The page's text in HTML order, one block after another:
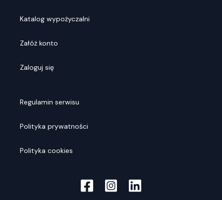
Katalog wypożyczalni
Załóż konto
Zaloguj się
Regulamin serwisu
Polityka prywatności
Polityka cookies